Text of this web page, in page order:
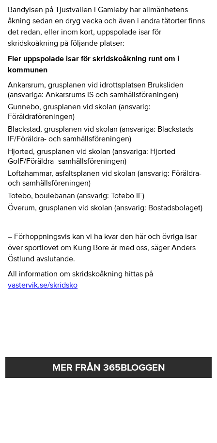
Bandyisen på Tjustvallen i Gamleby har allmänhetens
åkning sedan en dryg vecka och även i andra tätorter finns
det redan, eller inom kort, uppspolade isar för
skridskoåkning på följande platser:
Fler uppspolade isar för skridskoåkning runt om i
kommunen
Ankarsrum, grusplanen vid idrottsplatsen Bruksliden
(ansvariga: Ankarsrums IS och samhällsföreningen)
Gunnebo, grusplanen vid skolan (ansvarig:
Föräldraföreningen)
Blackstad, grusplanen vid skolan (ansvariga: Blackstads
IF/Föräldra- och samhällsföreningen)
Hjorted, grusplanen vid skolan (ansvariga: Hjorted
GoIF/Föräldra- samhällsföreningen)
Loftahammar, asfaltsplanen vid skolan (ansvarig: Föräldra-
och samhällsföreningen)
Totebo, boulebanan (ansvarig: Totebo IF)
Överum, grusplanen vid skolan (ansvarig: Bostadsbolaget)
– Förhoppningsvis kan vi ha kvar den här och övriga isar
över sportlovet om Kung Bore är med oss, säger Anders
Östlund avslutande.
All information om skridskoåkning hittas på
vastervik.se/skridsko
MER FRÅN 365BLOGGEN